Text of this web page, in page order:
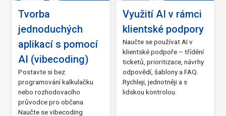
Tvorba
jednoduchých
aplikací s pomocí
AI (vibecoding)
Postavte si bez
programování kalkulačku
nebo rozhodovacího
průvodce pro občana.
Naučte se vibecoding
Využití AI v rámci
klientské podpory
Naučte se používat AI v
klientské podpoře – třídění
ticketů, prioritizace, návrhy
odpovědí, šablony a FAQ.
Rychleji, jednotněji a s
lidskou kontrolou.